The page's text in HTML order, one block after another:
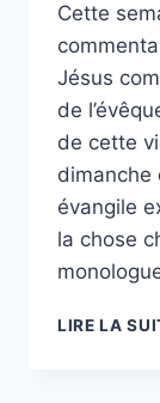
Cette
Jésus
de
de cette
dimanche
évangile
la chose
LIRE LA